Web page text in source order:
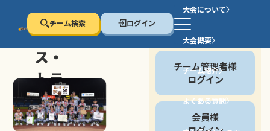
チーム検索 ログイン
大会について
大会概要
チーム紹介
よくある質問
セン
ス・
トラ
スト
トー
セン
会員の方
チーム管理者様
ログイン
会員様